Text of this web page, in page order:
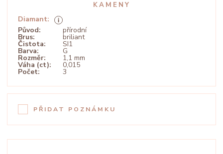
KAMENY
Diamant:
Původ:
přírodní
Brus: briliant
Čistota: SI1
Barva: G
Rozměr: 1,1 mm
Váha (ct): 0,015
Počet: 3
PŘIDAT POZNÁMKU